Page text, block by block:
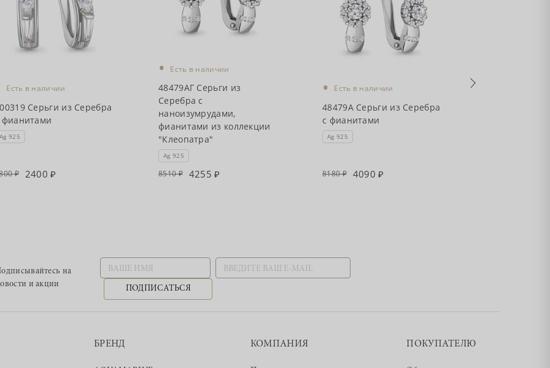
Есть в наличии
Серьги из Серебра
фианитами
Ag 925
2400
• Есть в наличии
48479АГ Серьги из
Серебра с
наноизумрудами,
фианитами из коллекции
"Клеопатра"
Ag 925
8510 4255
• Есть в наличии
48479А Серьги из Серебра
с фианитами
Ag 925
8180 4090
на
и акции
ПОДПИСАТЬСЯ
БРЕНД КОМПАНИЯ ПОКУПАТЕЛЮ